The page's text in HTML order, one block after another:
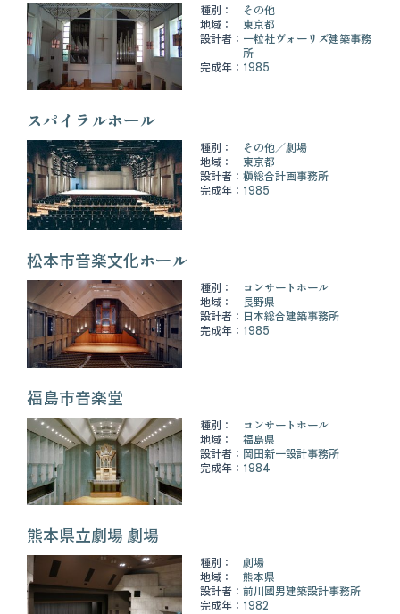
種別：
その他
地域：
東京都
設計者： 一粒社ヴォーリズ建築事務
所
完成年： 1985
スパイラルホール
種別： その他
劇場
地域：
東京都
設計者： 槇総合計画事務所
完成年： 1985
松本市音楽文化ホール
種別：
コンサートホール
地域：
長野県
設計者： 日本総合建築事務所
完成年： 1985
福島市音楽堂
種別：
コンサートホール
地域：
福島県
設計者： 岡田新一設計事務所
完成年： 1984
熊本県立劇場 劇場
種別：
劇場
地域：
熊本県
設計者： 前川國男建築設計事務所
完成年： 1982